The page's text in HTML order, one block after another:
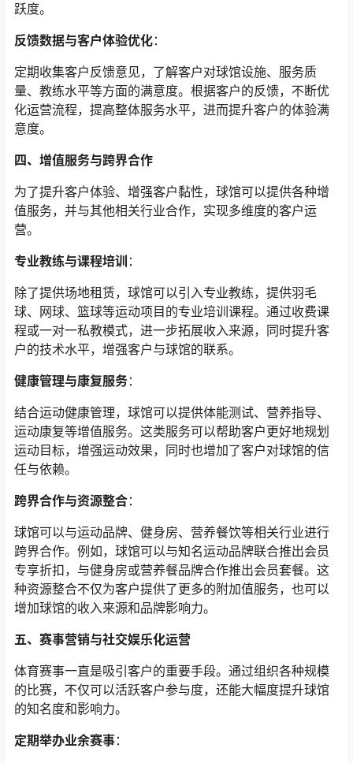
跃度。
反馈数据与客户体验优化：
定期收集客户反馈意见，了解客户对球馆设施、服务质
量、教练水平等方面的满意度。根据客户的反馈，不断优
化运营流程，提高整体服务水平，进而提升客户的体验满
意度。
四、增值服务与跨界合作
为了提升客户体验、增强客户黏性，球馆可以提供各种增
值服务，并与其他相关行业合作，实现多维度的客户运
营。
专业教练与课程培训 ：
除了提供场地租赁，球馆可以引入专业教练，提供羽毛
球、网球、篮球等运动项目的专业培训课程。通过收费课
程或一对一私教模式，进一步拓展收入来源，同时提升客
户的技术水平，增强客户与球馆的联系。
健康管理与康复服务：
结合运动健康管理，球馆可以提供体能测试、营养指导、
运动康复等增值服务。这类服务可以帮助客户更好地规划
运动目标，增强运动效果，同时也增加了客户对球馆的信
任与依赖。
跨界合作与资源整合：
球馆可以与运动品牌、健身房、营养餐饮等相关行业进行
跨界合作。例如，球馆可以与知名运动品牌联合推出会员
专享折扣，与健身房或营养餐品牌合作推出会员套餐。这
种资源整合不仅为客户提供了更多的附加值服务，也可以
增加球馆的收入来源和品牌影响力。
五、赛事营销与社交娱乐化运营
体育赛事一直是吸引客户的重要手段。通过组织各种规模
的比赛，不仅可以活跃客户参与度，还能大幅度提升球馆
的知名度和影响力。
定期举办业余赛事：